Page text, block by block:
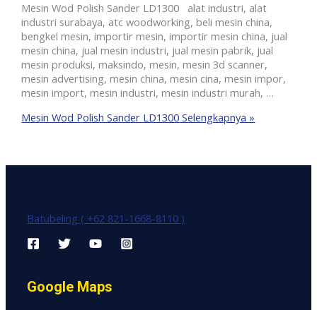
Mesin Wod Polish Sander LD1300 alat industri, alat
industri surabaya, atc woodworking, beli mesin china,
bengkel mesin, importir mesin, importir mesin china, jual
mesin china, jual mesin industri, jual mesin pabrik, jual
mesin produksi, maksindo, mesin, mesin 3d scanner,
mesin advertising, mesin china, mesin cina, mesin impor,
mesin import, mesin industri, mesin industri murah, …
Mesin Wod Polish Sander LD1300 Selengkapnya »
Batubeling ( +62 821-1668-8110 )
Google Maps